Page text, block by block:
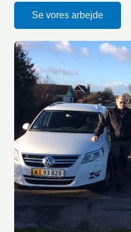
Se vores arbejde